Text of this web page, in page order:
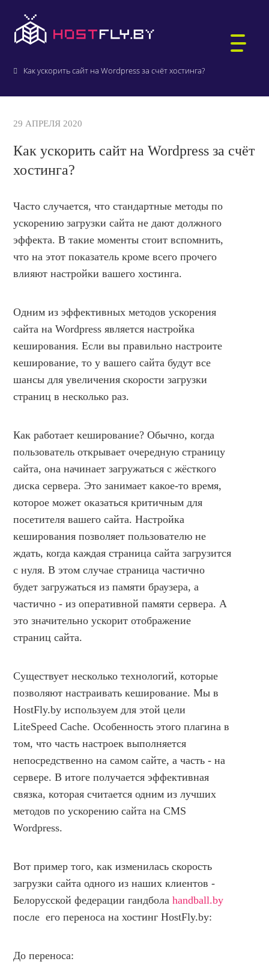
ВИРТУАЛЬНЫЕ СЕРВЕРЫ
1С:БУХГАЛТЕРИЯ
ВЫДЕЛЕННЫЕ СЕРВЕРЫ
ЗАЩИЩЁННЫЙ ХОСТИНГ
РЕГИСТРАЦИЯ ДОМЕНОВ
КТО МЫ
НОВОСТИ И АКЦИИ
ВОПРОСЫ И ОТВЕТЫ
КОНТАКТЫ
ВЛАДЕЛЬЦАМ ХОСТИНГ-КОМПАНИЙ
Как ускорить сайт на Wordpress за счёт хостинга?
29 АПРЕЛЯ 2020
Как ускорить сайт на Wordpress за счёт
хостинга?
Часто случается, что стандартные методы по
ускорению загрузки сайта не дают должного
эффекта. В такие моменты стоит вспомнить,
что на этот показатель кроме всего прочего
влияют настройки вашего хостинга.
Одним из эффективных методов ускорения
сайта на Wordpress является настройка
кеширования. Если вы правильно настроите
кеширование, то у вашего сайта будут все
шансы для увеличения скорости загрузки
страниц в несколько раз.
Как работает кеширование? Обычно, когда
пользователь открывает очередную страницу
сайта, она начинает загружаться с жёсткого
диска сервера. Это занимает какое-то время,
которое может оказаться критичным для
посетителя вашего сайта. Настройка
кеширования позволяет пользователю не
ждать, когда каждая страница сайта загрузится
с нуля. В этом случае страница частично
будет загружаться из памяти браузера, а
частично - из оперативной памяти сервера. А
это значительно ускорит отображение
страниц сайта.
Существует несколько технологий, которые
позволяют настраивать кеширование. Мы в
HostFly.by используем для этой цели
LiteSpeed Cache. Особенность этого плагина в
том, что часть настроек выполняется
непосредственно на самом сайте, а часть - на
сервере. В итоге получается эффективная
связка, которая считается одним из лучших
методов по ускорению сайта на CMS
Wordpress.
Вот пример того, как изменилась скорость
загрузки сайта одного из наших клиентов -
Белорусской федерации гандболаhandball.by
после его переноса на хостинг HostFly.by:
До переноса: